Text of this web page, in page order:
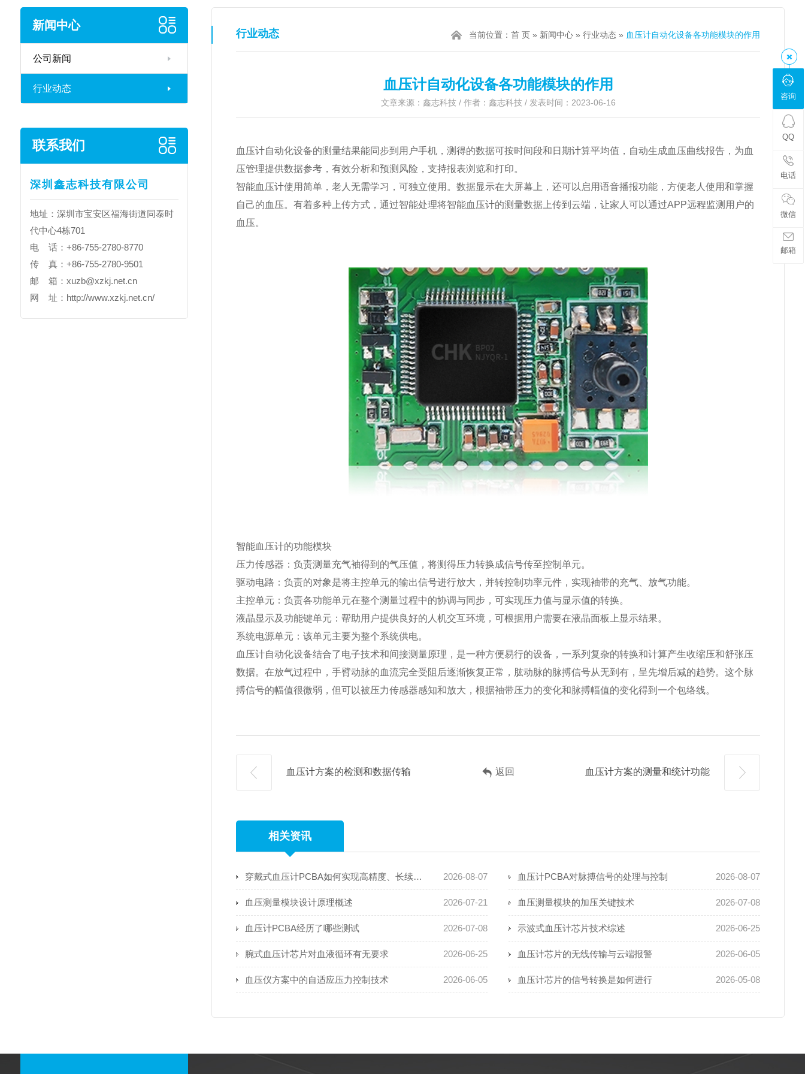
新闻中心
公司新闻
行业动态
联系我们
深圳鑫志科技有限公司
地址：深圳市宝安区福海街道同泰时
代中心4栋701
电 话：+86-755-2780-8770
传 真：+86-755-2780-9501
邮 箱： xuzb@xzkj.net.cn
网 址： http://www.xzkj.net.cn/
行业动态 当前位置：首 页 » 新闻中心 »行业动态 » 血压计自动化设备各功能模块的作用
血压计自动化设备各功能模块的作用
文章来源：鑫志科技 / 作者：鑫志科技 / 发表时间：2023-06-16
血压计自动化设备的测量结果能同步到用户手机，测得的数据可按时间段和日期计算平均值，自动生成血压曲线报告，为血
压管理提供数据参考，有效分析和预测风险，支持报表浏览和打印。
智能血压计使用简单，老人无需学习，可独立使用。数据显示在大屏幕上，还可以启用语音播报功能，方便老人使用和掌握
自己的血压。有着多种上传方式，通过智能处理将智能血压计的测量数据上传到云端，让家人可以通过APP远程监测用户的
血压。
智能血压计的功能模块
压力传感器：负责测量充气袖得到的气压值，将测得压力转换成信号传至控制单元。
驱动电路：负责的对象是将主控单元的输出信号进行放大，并转控制功率元件，实现袖带的充气、放气功能。
主控单元：负责各功能单元在整个测量过程中的协调与同步，可实现压力值与显示值的转换。
液晶显示及功能键单元：帮助用户提供良好的人机交互环境，可根据用户需要在液晶面板上显示结果。
系统电源单元：该单元主要为整个系统供电。
血压计自动化设备结合了电子技术和间接测量原理，是一种方便易行的设备，一系列复杂的转换和计算产生收缩压和舒张压
数据。在放气过程中，手臂动脉的血流完全受阻后逐渐恢复正常，肱动脉的脉搏信号从无到有，呈先增后减的趋势。这个脉
搏信号的幅值很微弱，但可以被压力传感器感知和放大，根据袖带压力的变化和脉搏幅值的变化得到一个包络线。
血压计方案的检测和数据传输 血压计方案的测量和统计功能
返回
相关资讯
2026-08-07
穿戴式血压计PCBA如何实现高精度、长续航且抗运动干扰 2026-08-07
血压计PCBA对脉搏信号的处理与控制
2026-07-21
血压测量模块设计原理概述 2026-07-08
血压测量模块的加压关键技术
2026-07-08
血压计PCBA经历了哪些测试 2026-06-25
示波式血压计芯片技术综述
2026-06-25
腕式血压计芯片对血液循环有无要求 2026-06-05
血压计芯片的无线传输与云端报警
2026-06-05
血压仪方案中的自适应压力控制技术 2026-05-08
血压计芯片的信号转换是如何进行
咨询
QQ
电话
微信
邮箱